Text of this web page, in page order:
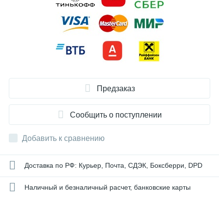
Предзаказ
Сообщить о поступлении
Добавить к сравнению
Доставка по РФ: Курьер, Почта, СДЭК, Боксберри, DPD
Наличный и безналичный расчет, банковские карты